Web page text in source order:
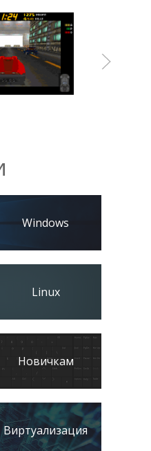
Windows
Linux
Новичкам
Виртуализация